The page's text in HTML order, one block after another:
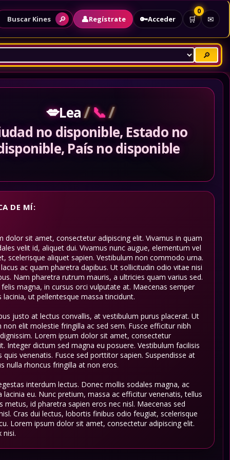
Buscar Kines 🔎 👤Regístrate 🔑Acceder 🛒
0
✉
🔎
💋Lea/📞/
no disponible, Estado no
País no disponible
DE MÍ:
dolor sit amet, consectetur adipiscing elit. Vivamus in quam
velit id, aliquet dui. Vivamus nunc augue, elementum vel
scelerisque aliquet sapien. Vestibulum non commodo urna.
ac quam pharetra dapibus. Ut sollicitudin odio vitae nisi
Nam pharetra rutrum mauris, a ultricies quam varius sed.
magna, in cursus orci vulputate at. Maecenas semper
lacinia, ut pellentesque massa tincidunt.
justo at lectus convallis, at vestibulum purus placerat. Ut
non elit molestie fringilla ac sed sem. Fusce efficitur nibh
Lorem ipsum dolor sit amet, consectetur
Integer dictum sed magna eu posuere. Vestibulum facilisis
quis venenatis. Fusce sed porttitor sapien. Suspendisse at
nulla rhoncus fringilla at non eros.
interdum lectus. Donec mollis sodales magna, ac
lacinia eu. Nunc pretium, massa ac efficitur venenatis, tellus
metus, id pharetra sapien eros nec nisl. Maecenas sed
Cras dui lectus, lobortis finibus odio feugiat, scelerisque
Lorem ipsum dolor sit amet, consectetur adipiscing elit.
nisi.